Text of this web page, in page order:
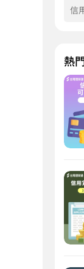
信
熱